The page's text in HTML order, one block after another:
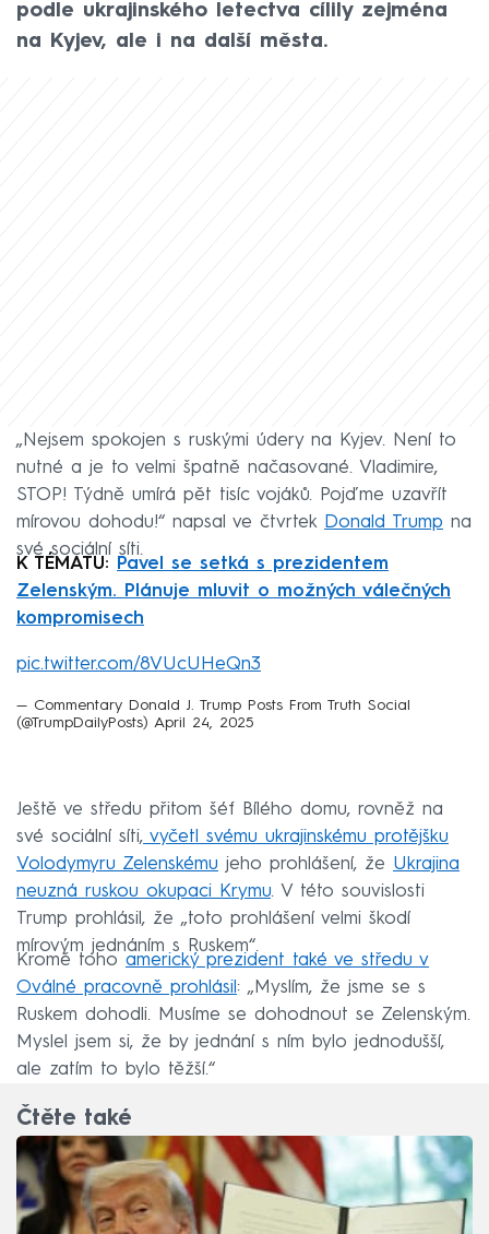
podle ukrajinského letectva cílily zejména
na Kyjev, ale i na další města.
„Nejsem spokojen s ruskými údery na Kyjev. Není to
nutné a je to velmi špatně načasované. Vladimire,
STOP! Týdně umírá pět tisíc vojáků. Pojďme uzavřít
mírovou dohodu!“ napsal ve čtvrtek Donald Trump na
své sociální síti.
K TÉMATU:
Pavel se setká s prezidentem
Zelenským. Plánuje mluvit o možných válečných
kompromisech
pic.twitter.com/8VUcUHeQn3
— Commentary Donald J. Trump Posts From Truth Social
(@TrumpDailyPosts) April 24, 2025
Ještě ve středu přitom šéf Bílého domu, rovněž na
své sociální síti, vyčetl svému ukrajinskému protějšku
Volodymyru Zelenskému jeho prohlášení, že Ukrajina
neuzná ruskou okupaci Krymu. V této souvislosti
Trump prohlásil, že „toto prohlášení velmi škodí
mírovým jednáním s Ruskem“.
Kromě toho americký prezident také ve středu v
Oválné pracovně prohlásil : „Myslím, že jsme se s
Ruskem dohodli. Musíme se dohodnout se Zelenským.
Myslel jsem si, že by jednání s ním bylo jednodušší,
ale zatím to bylo těžší.“
Čtěte také